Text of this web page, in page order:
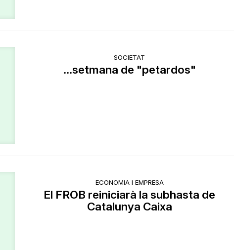
SOCIETAT
...setmana de "petardos"
ECONOMIA I EMPRESA
El FROB reiniciarà la subhasta de
Catalunya Caixa